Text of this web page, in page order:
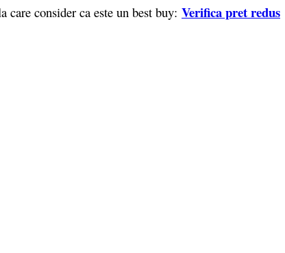
care consider ca este un best buy: Verifica pret redus